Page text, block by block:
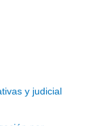
y judicial